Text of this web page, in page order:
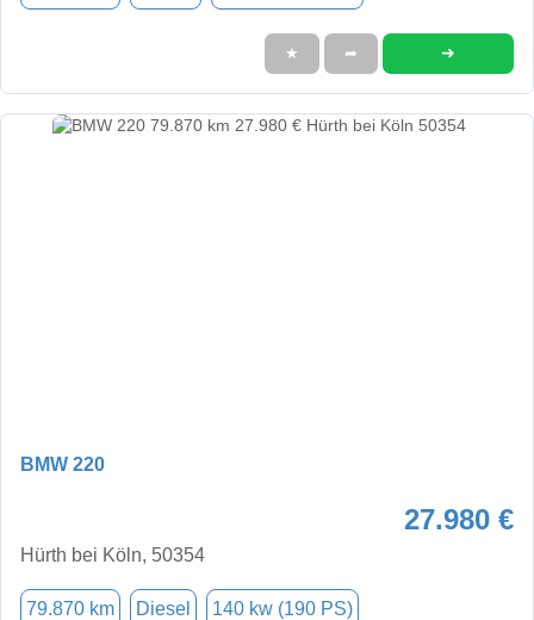
★ ➦ ➜
BMW 220
27.980 €
Hürth bei Köln, 50354
79.870 km Diesel 140 kw (190 PS)